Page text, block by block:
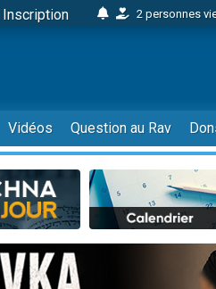
Inscription
2 personnes
4 personnes
Il reste 49
23 personnes
Eva vient de
4 personnes
3 personnes
3 personnes
Odaya vient de
2 personnes
Vidéos Question au Rav